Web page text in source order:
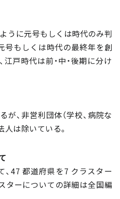
うに元号もしくは時代のみ判
号もしくは時代の最終年を創
戸時代は前・中・後期に分け
、非営利団体（学校、病院な
人は除いている。
、47 都道府県を7 クラスター
ターについての詳細は全国編